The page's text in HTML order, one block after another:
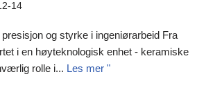
14
og styrke i ingeniørarbeid Fra
i en høyteknologisk enhet - keramiske
rolle i... Les mer "